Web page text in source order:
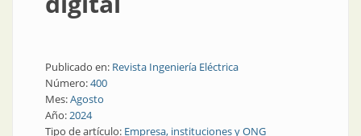
Publicado en: Revista Ingeniería Eléctrica
Número:400
Mes:Agosto
Año:2024
Tipo de artículo: Empresa, instituciones y ONG